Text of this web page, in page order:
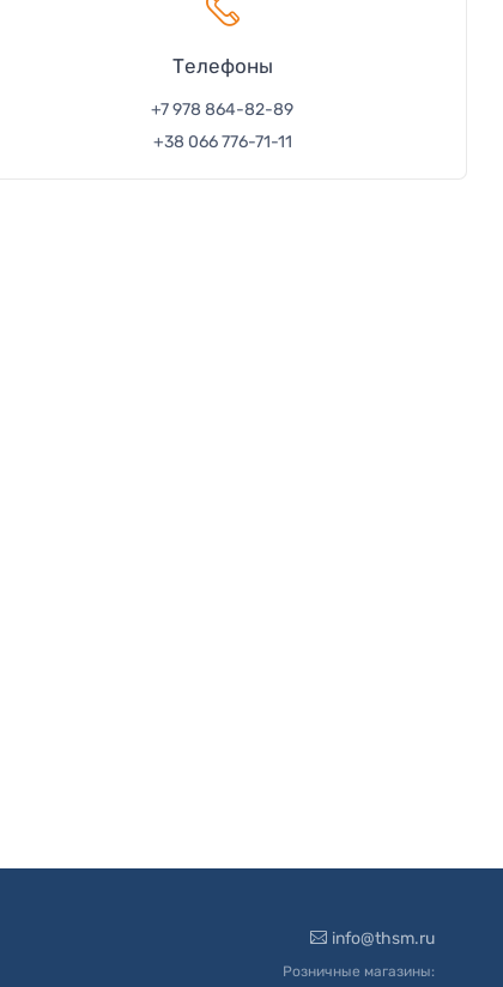
Телефоны
+7 978 864-82-89
+38 066 776-71-11
info@thsm.ru
Розничные магазины: